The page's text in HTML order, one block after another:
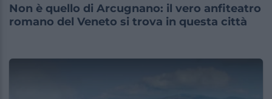
Non è quello di Arcugnano: il vero anfiteatro
romano del Veneto si trova in questa città